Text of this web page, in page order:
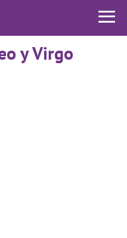
y Virgo